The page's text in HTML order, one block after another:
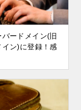
ードメイン(旧
ン)に登録！感